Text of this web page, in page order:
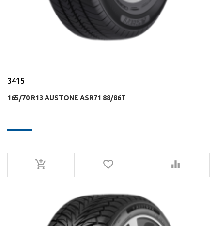
3415
165/70 R13 AUSTONE ASR71 88/86T